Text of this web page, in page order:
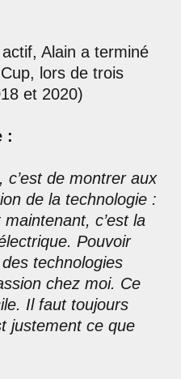
Alain a terminé
lors de trois
et 2020)
:
c’est de montrer aux
de la technologie :
c’est la
Pouvoir
des technologies
chez moi. Ce
Il faut toujours
justement ce que